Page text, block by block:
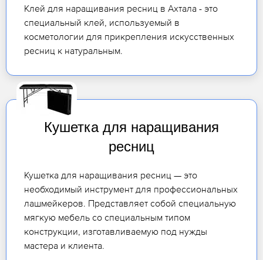
Клей для наращивания ресниц в Ахтала - это
специальный клей, используемый в
косметологии для прикрепления искусственных
ресниц к натуральным.
Кушетка для наращивания
ресниц
Кушетка для наращивания ресниц — это
необходимый инструмент для профессиональных
лашмейкеров. Представляет собой специальную
мягкую мебель со специальным типом
конструкции, изготавливаемую под нужды
мастера и клиента.